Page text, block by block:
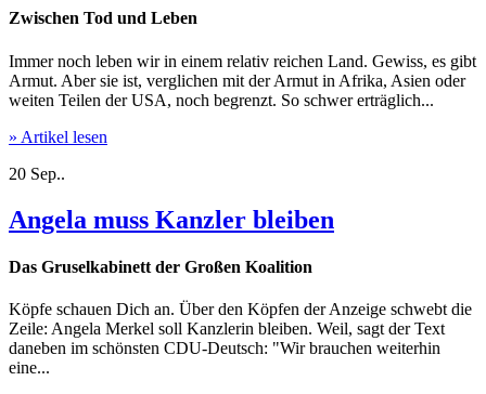
Zwischen Tod und Leben
Immer noch leben wir in einem relativ reichen Land. Gewiss, es gibt
Armut. Aber sie ist, verglichen mit der Armut in Afrika, Asien oder
weiten Teilen der USA, noch begrenzt. So schwer erträglich...
» Artikel lesen
20 Sep..
Angela muss Kanzler bleiben
Das Gruselkabinett der Großen Koalition
Köpfe schauen Dich an. Über den Köpfen der Anzeige schwebt die
Zeile: Angela Merkel soll Kanzlerin bleiben. Weil, sagt der Text
daneben im schönsten CDU-Deutsch: "Wir brauchen weiterhin
eine...